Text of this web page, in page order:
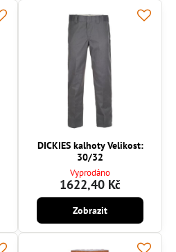
DICKIES kalhoty Velikost:
30/32
Vyprodáno
1622,40 Kč
Zobrazit